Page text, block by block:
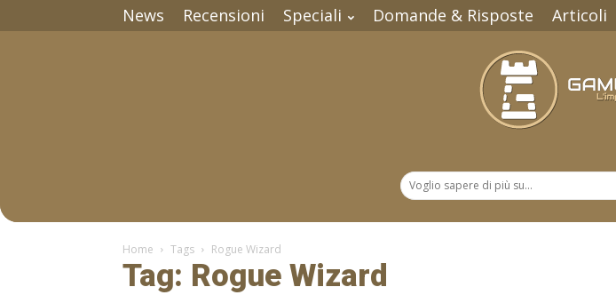
News Recensioni Speciali Domande & Risposte Articoli
Home Tags Rogue Wizard
Tag: Rogue Wizard